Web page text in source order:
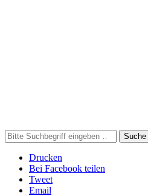
Suche
Drucken
Bei Facebook teilen
Tweet
Email